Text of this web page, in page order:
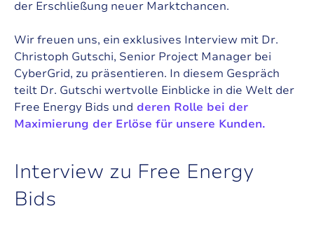
der Erschließung neuer Marktchancen.
Wir freuen uns, ein exklusives Interview mit Dr.
Christoph Gutschi, Senior Project Manager bei
CyberGrid, zu präsentieren. In diesem Gespräch
teilt Dr. Gutschi wertvolle Einblicke in die Welt der
Free Energy Bids und deren Rolle bei der
Maximierung der Erlöse für unsere Kunden.
Interview zu Free Energy
Bids